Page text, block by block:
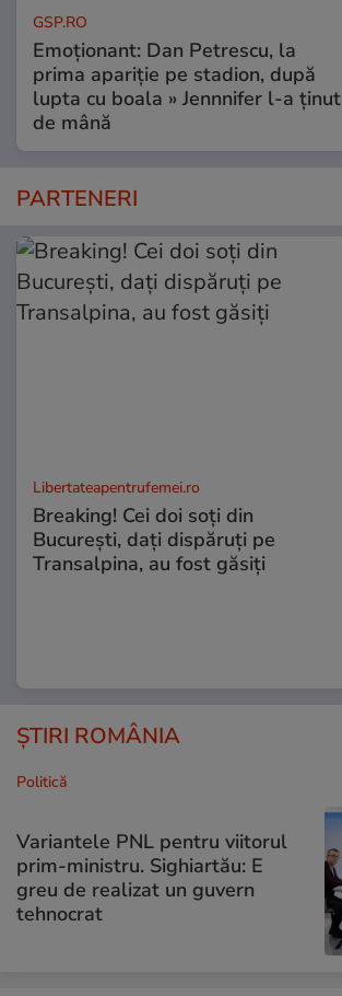
GSP.RO
Emoționant: Dan Petrescu, la
prima apariție pe stadion, după
lupta cu boala » Jennnifer l-a ținut
de mână
PARTENERI
Libertateapentrufemei.ro
Breaking! Cei doi soți din
București, dați dispăruți pe
Transalpina, au fost găsiți
ȘTIRI ROMÂNIA
Politică
Variantele PNL pentru viitorul
prim-ministru. Sighiartău: E
greu de realizat un guvern
tehnocrat